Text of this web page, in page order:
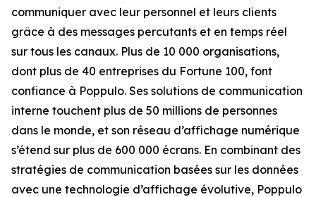
communiquer avec leur personnel et leurs clients
grâce à des messages percutants et en temps réel
sur tous les canaux. Plus de 10 000 organisations,
dont plus de 40 entreprises du Fortune 100, font
confiance à Poppulo. Ses solutions de communication
interne touchent plus de 50 millions de personnes
dans le monde, et son réseau d’affichage numérique
s’étend sur plus de 600 000 écrans. En combinant des
stratégies de communication basées sur les données
avec une technologie d’affichage évolutive, Poppulo